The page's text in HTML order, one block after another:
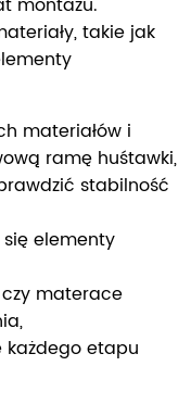
takie jak
materiałów i
ramę huśtawki,
stabilność
elementy
materace
każdego etapu